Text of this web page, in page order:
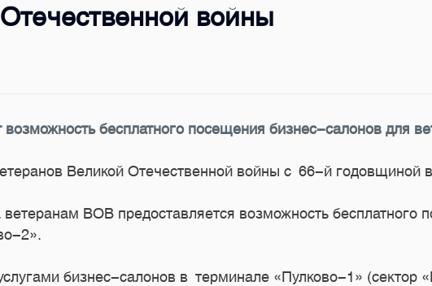
войны
возможность бесплатного посещения бизнес-салонов для
Великой Отечественной войны с 66-й годовщиной
ВОВ предоставляется возможность бесплатного
2».
бизнес-салонов в терминале «Пулково-1»